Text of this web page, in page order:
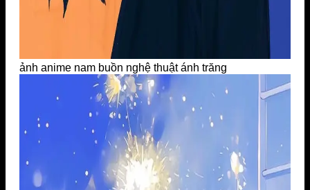
ảnh anime nam buồn nghệ thuật ánh trăng